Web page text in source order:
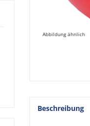
Abbildung ähnlich
Beschreibung